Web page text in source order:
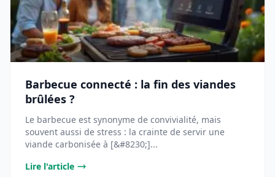
Barbecue connecté : la fin des viandes
brûlées ?
Le barbecue est synonyme de convivialité, mais
souvent aussi de stress : la crainte de servir une
viande carbonisée à [&#8230;]...
Lire l'article